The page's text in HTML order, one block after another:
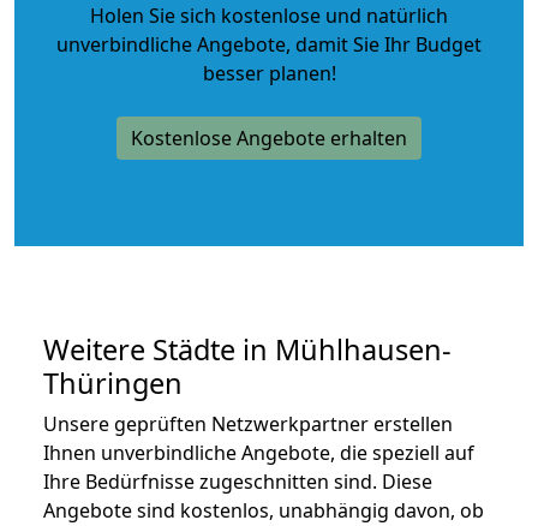
Holen Sie sich kostenlose und natürlich
unverbindliche Angebote, damit Sie Ihr Budget
besser planen!
Kostenlose Angebote erhalten
Weitere Städte in Mühlhausen-
Thüringen
Unsere geprüften Netzwerkpartner erstellen
Ihnen unverbindliche Angebote, die speziell auf
Ihre Bedürfnisse zugeschnitten sind. Diese
Angebote sind kostenlos, unabhängig davon, ob